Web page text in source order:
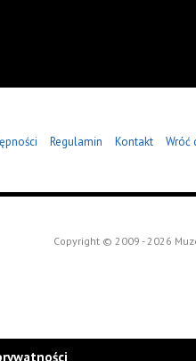
Regulamin Kontakt Wróć
Copyright © 2009 - 2026